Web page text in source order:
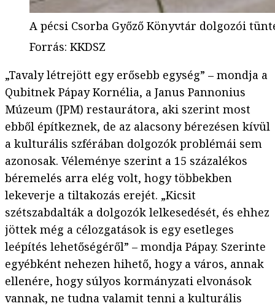
A pécsi Csorba Győző Könyvtár dolgozói
Forrás: KKDSZ
„Tavaly létrejött egy erősebb egység” – mondja a
Qubitnek Pápay Kornélia, a Janus Pannonius
Múzeum (JPM) restaurátora, aki szerint most
ebből építkeznek, de az alacsony bérezésen kívül
a kulturális szférában dolgozók problémái sem
azonosak. Véleménye szerint a 15 százalékos
béremelés arra elég volt, hogy többekben
lekeverje a tiltakozás erejét. „Kicsit
szétszabdalták a dolgozók lelkesedését, és ehhez
jöttek még a célozgatások is egy esetleges
leépítés lehetőségéről” – mondja Pápay. Szerinte
egyébként nehezen hihető, hogy a város, annak
ellenére, hogy súlyos kormányzati elvonások
vannak, ne tudna valamit tenni a kulturális